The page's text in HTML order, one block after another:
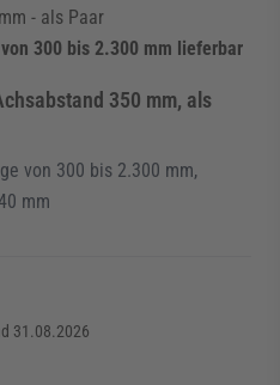
- als Paar
300 bis 2.300 mm lieferbar
350 mm, als
von 300 bis 2.300 mm,
mm
31.08.2026